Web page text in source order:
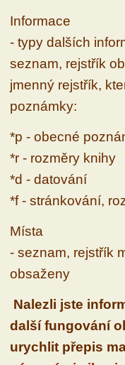
Informace
- typy dalších
seznam, rejstřík
jmenný rejstřík,
poznámky:
*p - obecné
*r - rozměry knihy
*d - datování
*f - stránkování,
Místa
- seznam, rejstřík
obsaženy
Nalezli jste
další fungování
urychlit přepis